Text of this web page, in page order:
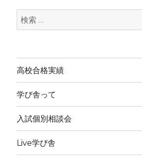
ブ
検
索:
高校合格実績
学び舎って
入試個別相談会
Live学び舎